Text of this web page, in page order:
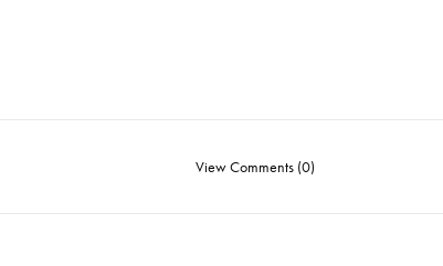
View Comments (0)